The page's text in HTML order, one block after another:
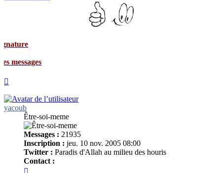
yacoub
Être-soi-meme
Messages : 21935
Inscription : jeu. 10 nov. 2005 08:00
Twitter : Paradis d'Allah au milieu des houris
Contact :